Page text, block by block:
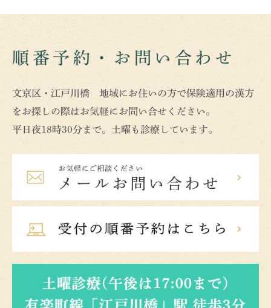
順番予約・お問い合わせ
文京区・江戸川橋 地域にお住いの方で保険適用の漢方
をお探しの際はお気軽にお問い合せください。
平日夜18時30分まで。土曜も診療しています。